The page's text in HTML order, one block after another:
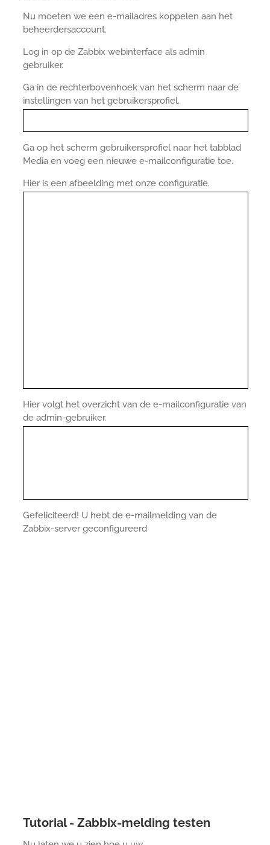
Nu moeten we een e-mailadres koppelen aan het
beheerdersaccount.
Log in op de Zabbix webinterface als admin
gebruiker.
Ga in de rechterbovenhoek van het scherm naar de
instellingen van het gebruikersprofiel.
Ga op het scherm gebruikersprofiel naar het tabblad
Media en voeg een nieuwe e-mailconfiguratie toe.
Hier is een afbeelding met onze configuratie.
Hier volgt het overzicht van de e-mailconfiguratie van
de admin-gebruiker.
Gefeliciteerd! U hebt de e-mailmelding van de
Zabbix-server geconfigureerd
Tutorial - Zabbix-melding testen